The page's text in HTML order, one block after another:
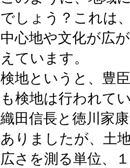
でしょう？これは
中心地や文化が広
えています。
検地というと、豊
も検地は行われて
織田信長と徳川家
ありましたが、土
広さを測る単位、